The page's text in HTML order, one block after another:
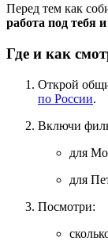
Перед тем как
работа под тебя
Где и как
Открой
по России.
Включи
для
для
Посмотри: